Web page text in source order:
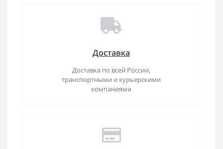
Доставка
Доставка по всей России,
транспортными и курьерскими
компаниями